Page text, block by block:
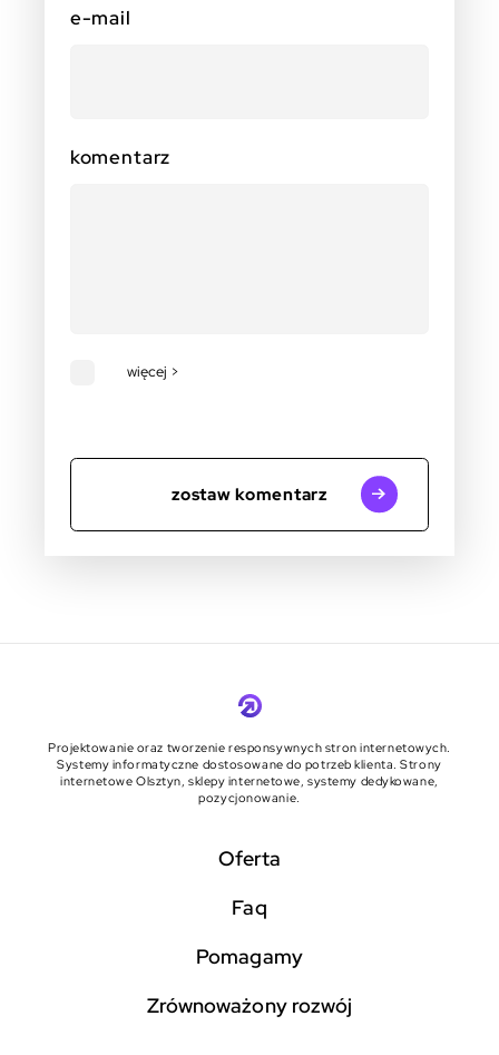
komentarz
więcej >
e-mail
zostaw komentarz
Projektowanie oraz tworzenie responsywnych stron internetowych.
Systemy informatyczne dostosowane do potrzeb klienta. Strony
internetowe Olsztyn, sklepy internetowe, systemy dedykowane,
pozycjonowanie.
Oferta
faq
pomagamy
zrównoważony rozwój